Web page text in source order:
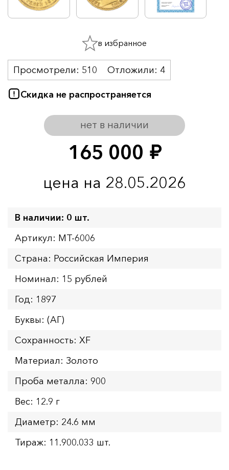
165 000 руб.
цена на 28.05.2026
нет в наличии
Скидка не распространяется
Просмотрели: 510 Отложили: 4
в избранное
В наличии: 0 шт.
Артикул: MT-6006
Страна: Российская Империя
Номинал: 15 рублей
Год: 1897
Буквы: (АГ)
Сохранность: XF
Материал: Золото
Проба металла: 900
Вес: 12.9 г
Диаметр: 24.6 мм
Тираж: 11.900.033 шт.